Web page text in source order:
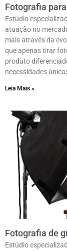
Fotografia
Estúdio
atuação no
mais através da
que apenas tirar
produto
necessidades
Leia Mais »
Fotografia de
Estúdio